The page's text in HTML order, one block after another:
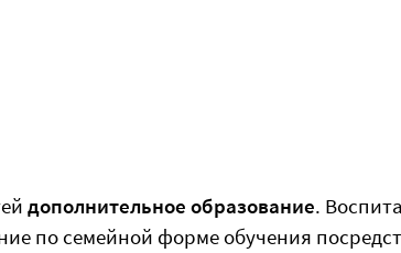
дополнительное образование.
по семейной форме обучения